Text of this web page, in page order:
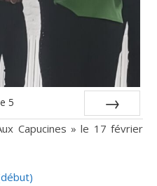
5
Suiv.
Capucines » le 17 février